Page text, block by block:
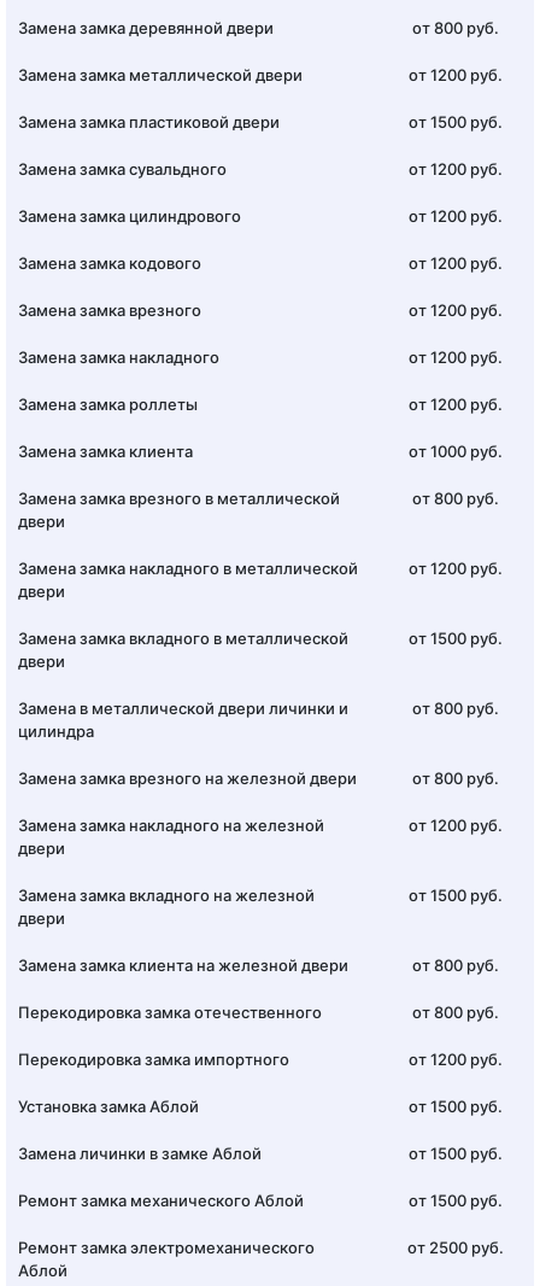
Замена замка деревянной двери от 800 руб.
Замена замка металлической двери от 1200 руб.
Замена замка пластиковой двери от 1500 руб.
Замена замка сувальдного от 1200 руб.
Замена замка цилиндрового от 1200 руб.
Замена замка кодового от 1200 руб.
Замена замка врезного от 1200 руб.
Замена замка накладного от 1200 руб.
Замена замка роллеты от 1200 руб.
Замена замка клиента от 1000 руб.
Замена замка врезного в металлической
двери
от 800 руб.
Замена замка накладного в металлической
двери
от 1200 руб.
Замена замка вкладного в металлической
двери
от 1500 руб.
Замена в металлической двери личинки и
цилиндра
от 800 руб.
Замена замка врезного на железной двери от 800 руб.
Замена замка накладного на железной
двери
от 1200 руб.
Замена замка вкладного на железной
двери
от 1500 руб.
Замена замка клиента на железной двери от 800 руб.
Перекодировка замка отечественного от 800 руб.
Перекодировка замка импортного от 1200 руб.
Установка замка Аблой от 1500 руб.
Замена личинки в замке Аблой от 1500 руб.
Ремонт замка механического Аблой от 1500 руб.
Ремонт замка электромеханического
Аблой
от 2500 руб.